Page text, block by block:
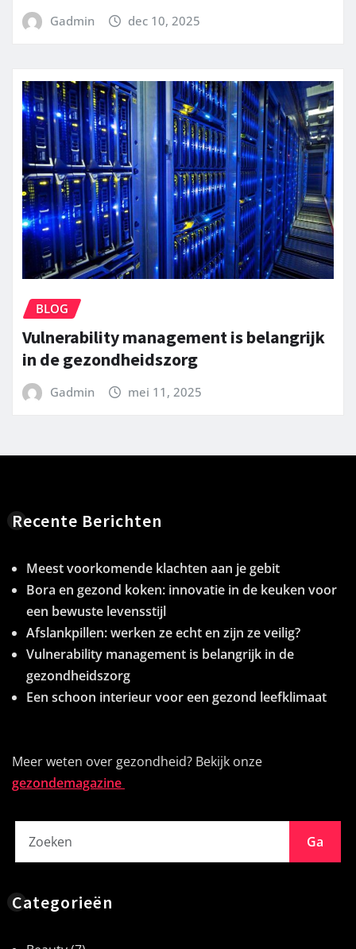
Gadmin dec 10, 2025
BLOG
Vulnerability management is belangrijk
in de gezondheidszorg
Gadmin mei 11, 2025
Recente Berichten
Meest voorkomende klachten aan je gebit
Bora en gezond koken: innovatie in de keuken voor
een bewuste levensstijl
Afslankpillen: werken ze echt en zijn ze veilig?
Vulnerability management is belangrijk in de
gezondheidszorg
Een schoon interieur voor een gezond leefklimaat
Meer weten over gezondheid? Bekijk onze
gezondemagazine
Ga
Categorieën